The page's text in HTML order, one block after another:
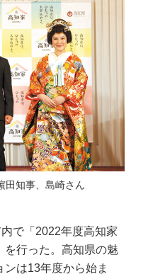
田知事、島崎さん
で「2022年度高知家
を行った。高知県の魅
は13年度から始ま